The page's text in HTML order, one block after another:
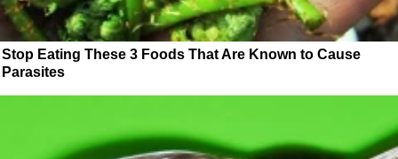
Stop Eating These 3 Foods That Are Known to Cause
Parasites